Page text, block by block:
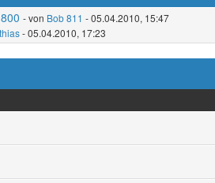
- von Bob 811 - 05.04.2010, 15:47
- 05.04.2010, 17:23